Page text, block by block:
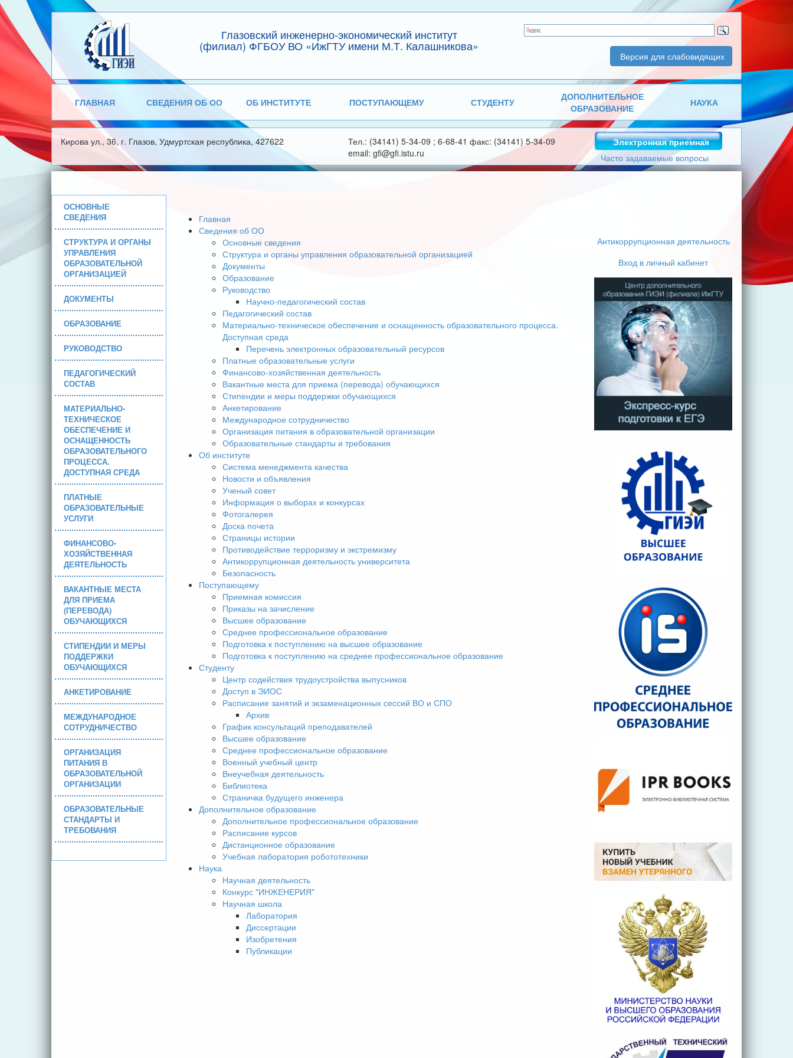
Глазовский инженерно-экономический институт
(филиал) ФГБОУ ВО «ИжГТУ имени М.Т. Калашникова»
Версия для слабовидящих
ГЛАВНАЯ СВЕДЕНИЯ ОБ ОО ОБ ИНСТИТУТЕ ПОСТУПАЮЩЕМУ СТУДЕНТУ
ДОПОЛНИТЕЛЬНОЕ
ОБРАЗОВАНИЕ
НАУКА
Кирова ул., 36, г. Глазов, Удмуртская республика, 427622
Тел.: (34141) 5-34-09 ; 6-68-41 факс: (34141) 5-34-09
email: gfi@gfi.istu.ru
Электронная приемная
Часто задаваемые вопросы
ОСНОВНЫЕ
СВЕДЕНИЯ
СТРУКТУРА И ОРГАНЫ
УПРАВЛЕНИЯ
ОБРАЗОВАТЕЛЬНОЙ
ОРГАНИЗАЦИЕЙ
ДОКУМЕНТЫ
ОБРАЗОВАНИЕ
РУКОВОДСТВО
ПЕДАГОГИЧЕСКИЙ
СОСТАВ
МАТЕРИАЛЬНО-
ТЕХНИЧЕСКОЕ
ОБЕСПЕЧЕНИЕ И
ОСНАЩЕННОСТЬ
ОБРАЗОВАТЕЛЬНОГО
ПРОЦЕССА.
ДОСТУПНАЯ СРЕДА
ПЛАТНЫЕ
ОБРАЗОВАТЕЛЬНЫЕ
УСЛУГИ
ФИНАНСОВО-
ХОЗЯЙСТВЕННАЯ
ДЕЯТЕЛЬНОСТЬ
ВАКАНТНЫЕ МЕСТА
ДЛЯ ПРИЕМА
(ПЕРЕВОДА)
ОБУЧАЮЩИХСЯ
СТИПЕНДИИ И МЕРЫ
ПОДДЕРЖКИ
ОБУЧАЮЩИХСЯ
АНКЕТИРОВАНИЕ
МЕЖДУНАРОДНОЕ
СОТРУДНИЧЕСТВО
ОРГАНИЗАЦИЯ
ПИТАНИЯ В
ОБРАЗОВАТЕЛЬНОЙ
ОРГАНИЗАЦИИ
ОБРАЗОВАТЕЛЬНЫЕ
СТАНДАРТЫ И
ТРЕБОВАНИЯ
Главная
Сведения об ОО
Основные сведения
Структура и органы управления образовательной организацией
Документы
Образование
Руководство
Научно-педагогический состав
Педагогический состав
Материально-техническое обеспечение и оснащенность образовательного процесса.
Доступная среда
Перечень электронных образовательный ресурсов
Платные образовательные услуги
Финансово-хозяйственная деятельность
Вакантные места для приема (перевода) обучающихся
Стипендии и меры поддержки обучающихся
Анкетирование
Международное сотрудничество
Организация питания в образовательной организации
Образовательные стандарты и требования
Об институте
Система менеджмента качества
Новости и объявления
Ученый совет
Информация о выборах и конкурсах
Фотогалерея
Доска почета
Страницы истории
Противодействие терроризму и экстремизму
Антикоррупционная деятельность университета
Безопасность
Поступающему
Приемная комиссия
Приказы на зачисление
Высшее образование
Среднее профессиональное образование
Подготовка к поступлению на высшее образование
Подготовка к поступлению на среднее профессиональное образование
Студенту
Центр содействия трудоустройства выпусников
Доступ в ЭИОС
Расписание занятий и экзаменационных сессий ВО и СПО
Архив
График консультаций преподавателей
Высшее образование
Среднее профессиональное образование
Военный учебный центр
Внеучебная деятельность
Библиотека
Страничка будущего инженера
Дополнительное образование
Дополнительное профессиональное образование
Расписание курсов
Дистанционное образование
Учебная лаборатория робототехники
Наука
Научная деятельность
Конкурс "ИНЖЕНЕРИЯ"
Научная школа
Лаборатория
Диссертации
Изобретения
Публикации
Антикоррупционная деятельность
Вход в личный кабинет